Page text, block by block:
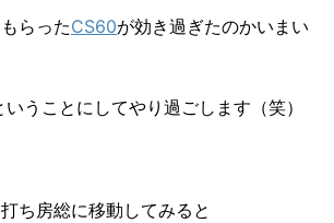
らったCS60が効き過ぎたのかいまい
うことにしてやり過ごします（笑）
ち房総に移動してみると